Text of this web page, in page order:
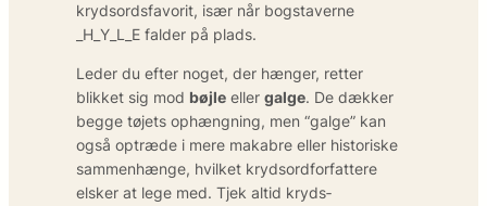
krydsords­favorit, især når bogstaverne
_H_Y_L_E falder på plads.
Leder du efter noget, der hænger, retter
blikket sig mod bøjle eller galge. De dækker
begge tøjets ophængning, men “galge” kan
også optræde i mere makabre eller historiske
sammen­hænge, hvilket krydsord­forfattere
elsker at lege med. Tjek altid kryds­